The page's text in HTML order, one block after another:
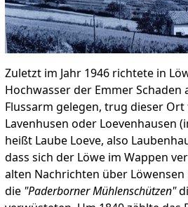
Zuletzt im Jahr 1946 richtete in
Hochwasser der Emmer Schaden
Flussarm gelegen, trug dieser
Lavenhusen oder Loevenhausen
heißt Laube Loeve, also
dass sich der Löwe im Wappen
alten Nachrichten über
die "Paderborner Mühlenschützen"